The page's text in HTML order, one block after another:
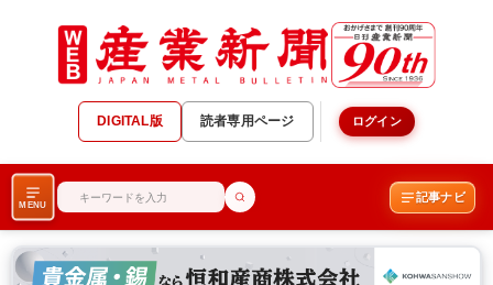
DIGITAL版 読者専用ページ ログイン
MENU
記事ナビ